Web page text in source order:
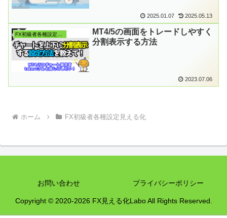
2025.01.07 2025.05.13
MT4/5の画面をトレードしやすく
分割表示する方法
2023.07.06
ホーム FX初級者各種設定見える化
お問い合わせ プライバシーポリシー
Copyright © 2020-2026 FX見える化Labo All Rights Reserved.